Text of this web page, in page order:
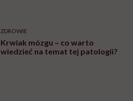
ZDROWIE
Krwiak mózgu – co warto
wiedzieć na temat tej patologii?